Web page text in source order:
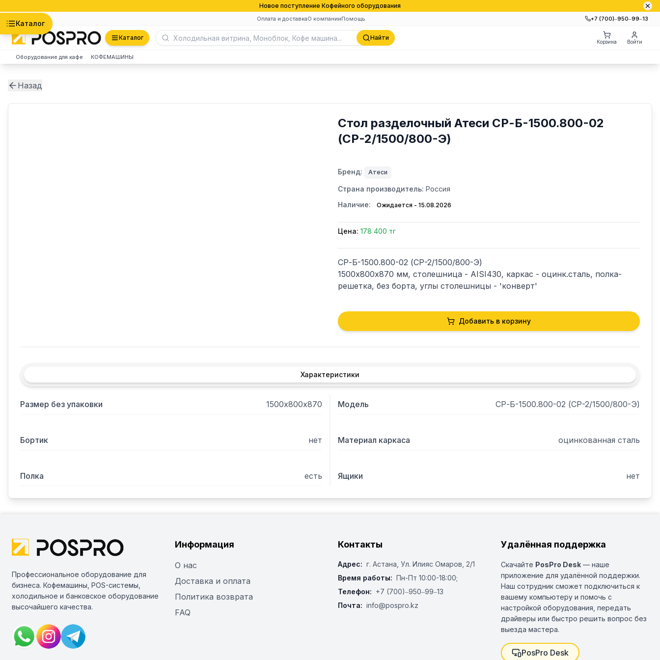
Новое поступление Кофейного оборудования
Оплата и доставкаО компанииПомощь +7 (700)‒950‒99‒13
Каталог
Каталог Найти
Корзина Войти
Оборудование для кафе КОФЕМАШИНЫ
Назад
Стол разделочный Атеси СР-Б-1500.800-02
(СР-2/1500/800-Э)
Бренд: Атеси
Страна производитель: Россия
Наличие:
Ожидается - 15.08.2026
Цена: 178 400 тг
СР-Б-1500.800-02 (СР-2/1500/800-Э)
1500х800х870 мм, столешница - AISI430, каркас - оцинк.сталь, полка-
решетка, без борта, углы столешницы - 'конверт'
Добавить в корзину
Характеристики
Размер без упаковки 1500х800х870 Модель СР-Б-1500.800-02 (СР-2/1500/800-Э)
Бортик нет Материал каркаса оцинкованная сталь
Полка есть Ящики нет
Профессиональное оборудование для
бизнеса. Кофемашины, POS-системы,
холодильное и банковское оборудование
высочайшего качества.
Информация
О нас
Доставка и оплата
Политика возврата
FAQ
Контакты
Адрес: г. Астана, ​Ул. Илияс Омаров, 2/1
Время работы: Пн-Пт 10:00-18:00;
Телефон: +7 (700)‒950‒99‒13
Почта: info@pospro.kz
Удалённая поддержка
Скачайте PosPro Desk — наше
приложение для удалённой поддержки.
Наш сотрудник сможет подключиться к
вашему компьютеру и помочь с
настройкой оборудования, передать
драйверы или быстро решить вопрос без
выезда мастера.
PosPro Desk